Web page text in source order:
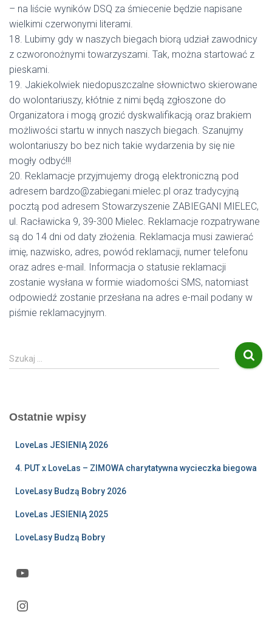
– na liście wyników DSQ za śmiecenie będzie napisane
wielkimi czerwonymi literami.
18. Lubimy gdy w naszych biegach biorą udział zawodnicy
z czworonożnymi towarzyszami. Tak, można startować z
pieskami.
19. Jakiekolwiek niedopuszczalne słownictwo skierowane
do wolontariuszy, kłótnie z nimi będą zgłoszone do
Organizatora i mogą grozić dyskwalifikacją oraz brakiem
możliwości startu w innych naszych biegach. Szanujmy
wolontariuszy bo bez nich takie wydarzenia by się nie
mogły odbyć!!!
20. Reklamacje przyjmujemy drogą elektroniczną pod
adresem bardzo@zabiegani.mielec.pl oraz tradycyjną
pocztą pod adresem Stowarzyszenie ZABIEGANI MIELEC,
ul. Racławicka 9, 39-300 Mielec. Reklamacje rozpatrywane
są do 14 dni od daty złożenia. Reklamacja musi zawierać
imię, nazwisko, adres, powód reklamacji, numer telefonu
oraz adres e-mail. Informacja o statusie reklamacji
zostanie wysłana w formie wiadomości SMS, natomiast
odpowiedź zostanie przesłana na adres e-mail podany w
piśmie reklamacyjnym.
S
z
j
Szukaj …
Ostatnie wpisy
LoveLas JESIENIĄ 2026
4. PUT x LoveLas – ZIMOWA charytatywna wycieczka biegowa
LoveLasy Budzą Bobry 2026
LoveLas JESIENIĄ 2025
LoveLasy Budzą Bobry
YouTube
Instagram